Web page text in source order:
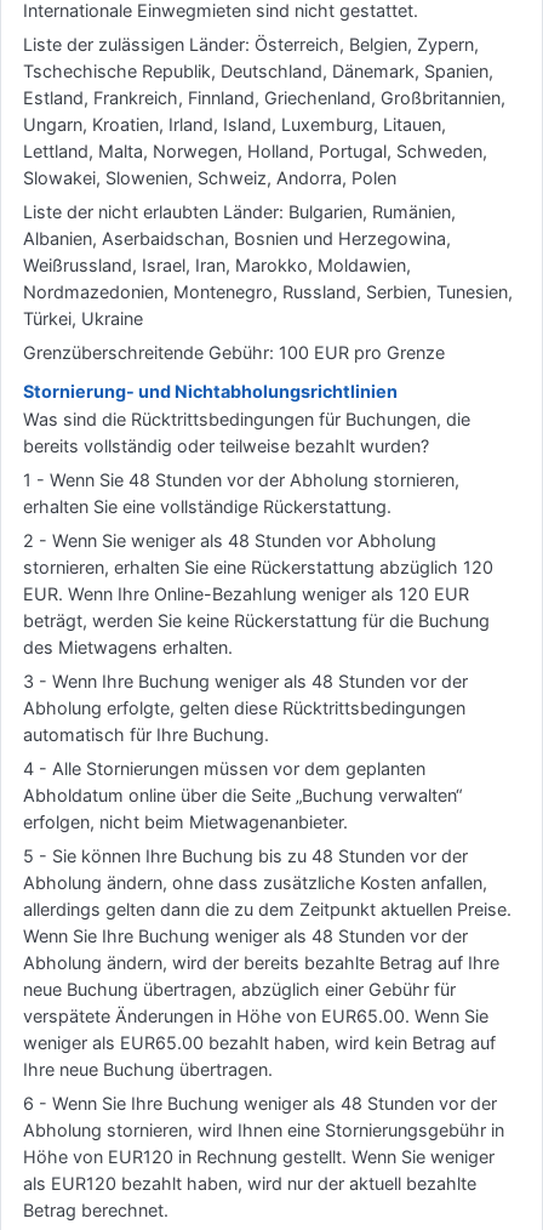
Internationale Einwegmieten sind nicht gestattet.
Liste der zulässigen Länder: Österreich, Belgien, Zypern,
Tschechische Republik, Deutschland, Dänemark, Spanien,
Estland, Frankreich, Finnland, Griechenland, Großbritannien,
Ungarn, Kroatien, Irland, Island, Luxemburg, Litauen,
Lettland, Malta, Norwegen, Holland, Portugal, Schweden,
Slowakei, Slowenien, Schweiz, Andorra, Polen
Liste der nicht erlaubten Länder: Bulgarien, Rumänien,
Albanien, Aserbaidschan, Bosnien und Herzegowina,
Weißrussland, Israel, Iran, Marokko, Moldawien,
Nordmazedonien, Montenegro, Russland, Serbien, Tunesien,
Türkei, Ukraine
Grenzüberschreitende Gebühr: 100 EUR pro Grenze
Stornierung- und Nichtabholungsrichtlinien
Was sind die Rücktrittsbedingungen für Buchungen, die
bereits vollständig oder teilweise bezahlt wurden?
1 - Wenn Sie 48 Stunden vor der Abholung stornieren,
erhalten Sie eine vollständige Rückerstattung.
2 - Wenn Sie weniger als 48 Stunden vor Abholung
stornieren, erhalten Sie eine Rückerstattung abzüglich 120
EUR. Wenn Ihre Online-Bezahlung weniger als 120 EUR
beträgt, werden Sie keine Rückerstattung für die Buchung
des Mietwagens erhalten.
3 - Wenn Ihre Buchung weniger als 48 Stunden vor der
Abholung erfolgte, gelten diese Rücktrittsbedingungen
automatisch für Ihre Buchung.
4 - Alle Stornierungen müssen vor dem geplanten
Abholdatum online über die Seite „Buchung verwalten“
erfolgen, nicht beim Mietwagenanbieter.
5 - Sie können Ihre Buchung bis zu 48 Stunden vor der
Abholung ändern, ohne dass zusätzliche Kosten anfallen,
allerdings gelten dann die zu dem Zeitpunkt aktuellen Preise.
Wenn Sie Ihre Buchung weniger als 48 Stunden vor der
Abholung ändern, wird der bereits bezahlte Betrag auf Ihre
neue Buchung übertragen, abzüglich einer Gebühr für
verspätete Änderungen in Höhe von EUR65.00. Wenn Sie
weniger als EUR65.00 bezahlt haben, wird kein Betrag auf
Ihre neue Buchung übertragen.
6 - Wenn Sie Ihre Buchung weniger als 48 Stunden vor der
Abholung stornieren, wird Ihnen eine Stornierungsgebühr in
Höhe von EUR120 in Rechnung gestellt. Wenn Sie weniger
als EUR120 bezahlt haben, wird nur der aktuell bezahlte
Betrag berechnet.